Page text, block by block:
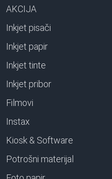
AKCIJA
Inkjet pisači
Inkjet papir
Inkjet tinte
Inkjet pribor
Filmovi
Instax
Kiosk & Software
Potrošni materijal